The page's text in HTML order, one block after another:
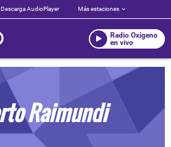
Descarga AudioPlayer Más estaciones
Radio Oxígeno
en vivo
Raimundi